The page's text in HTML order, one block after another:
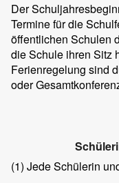
Der
Termine für die
öffentlichen Schulen
die Schule ihren Sitz
Ferienregelung sind
oder
(1) Jede Schülerin